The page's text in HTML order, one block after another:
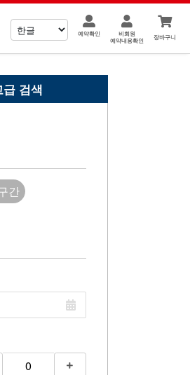
예약확인
비회원
예약내용확인
장바구니
검색
간